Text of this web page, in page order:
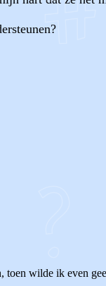
wilde ik even